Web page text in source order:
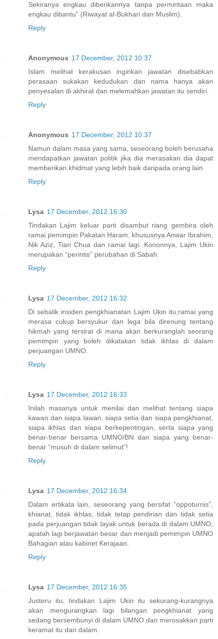
Sekiranya engkau diberikannya tanpa permintaan maka
engkau dibantu” (Riwayat al-Bukhari dan Muslim).
Reply
Anonymous 17 December, 2012 10:37
Islam melihat kerakusan inginkan jawatan disebabkan
perasaan sukakan kedudukan dan nama hanya akan
penyesalan di akhirat dan melemahkan jawatan itu sendiri.
Reply
Anonymous 17 December, 2012 10:37
Namun dalam masa yang sama, seseorang boleh berusaha
mendapatkan jawatan politik jika dia merasakan dia dapat
memberikan khidmat yang lebih baik daripada orang lain.
Reply
Lysa 17 December, 2012 16:30
Tindakan Lajim keluar parti disambut riang gembira oleh
ramai pemimpin Pakatan Haram, khususnya Anwar Ibrahim,
Nik Aziz, Tian Chua dan ramai lagi. Kononnya, Lajim Ukin
merupakan “perintis” perubahan di Sabah.
Reply
Lysa 17 December, 2012 16:32
Di sebalik insiden pengkhianatan Lajim Ukin itu,ramai yang
merasa cukup bersyukur dan lega bila direnung tentang
hikmah yang tersirat di mana akan berkuranglah seorang
pemimpin yang boleh dikatakan tidak ikhlas di dalam
perjuangan UMNO.
Reply
Lysa 17 December, 2012 16:33
Inilah masanya untuk menilai dan melihat tentang siapa
kawan dan siapa lawan, siapa setia dan siapa pengkhianat,
siapa ikhlas dan siapa berkepentingan, serta siapa yang
benar-benar bersama UMNO/BN dan siapa yang benar-
benar “musuh di dalam selimut”!
Reply
Lysa 17 December, 2012 16:34
Dalam ertikata lain, seseorang yang bersifat “oppoturnis”,
khianat, tidak ikhlas, tidak tetap pendirian dan tidak setia
pada perjuangan tidak layak untuk berada di dalam UMNO,
apatah lagi berjawatan besar dan menjadi pemimpin UMNO
Bahagian atau kabinet Kerajaan.
Reply
Lysa 17 December, 2012 16:35
Justeru itu, tindakan Lajim Ukin itu sekurang-kurangnya
akan mengurangkan lagi bilangan pengkhianat yang
sedang bersembunyi di dalam UMNO dan merosakkan parti
keramat itu dari dalam.